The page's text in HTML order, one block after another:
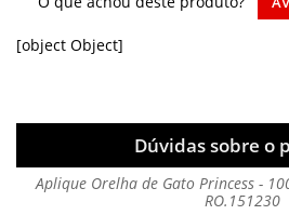
[object Object]
Dúvidas sobre o
Aplique Orelha de Gato Princess -
RO.151230